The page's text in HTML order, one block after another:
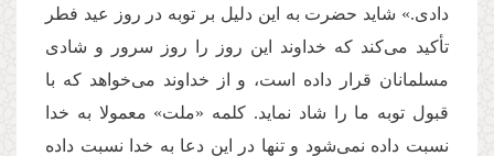
دادی.» شاید حضرت به این دلیل بر توبه در روز عید فطر
تأکید می‌کند که خداوند این روز را روز سرور و شادی
مسلمانان قرار داده است، و از خداوند می‌خواهد که با
قبول توبه ما را شاد نماید. کلمه «ملت» معمولا به خدا
نسبت داده نمی‌شود و تنها در این دعا به خدا نسبت داده